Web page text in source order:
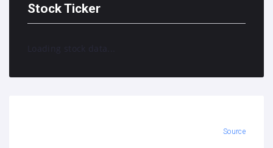
Stock Ticker
Loading stock data...
Source